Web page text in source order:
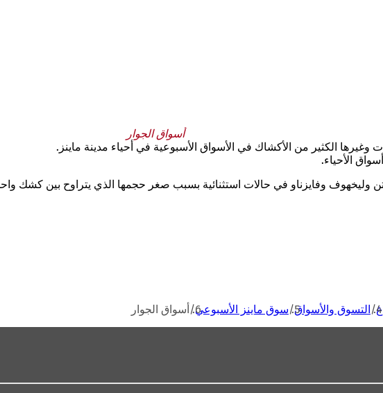
أسواق الجوار
الكثير من الأكشاك في الأسواق الأسبوعية في أحياء مدينة ماينز.
الأحياء.
وليخهوف وفايزناو في حالات استثنائية بسبب صغر حجمها الذي يتراوح بين كشك
التسوق والأسواق سوق ماينز الأسبوعي أسواق الجوار